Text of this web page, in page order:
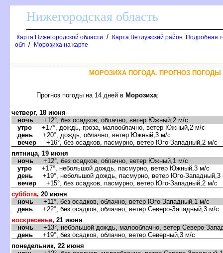
Нижегородская область
Карта Нижегородской области /
Карта Ветлужский район. Подробная
обл / Морозиха на карте
МОРОЗИХА ПОГОДА. ПРОГНОЗ
Прогноз погоды на 14 дней Морозиха:
четверг, 18 июня
ночь +12°, без осадков, облачно, ветер Южный,2 м/с
утро +17°, дождь, гроза, малооблачно, ветер Южный,2 м/с
день +20°, дождь, облачно, ветер Южный,3 м/с
ечер +16°, без осадков, пасмурно, ветер Юго-Западный,2 м/с
пятница, 19 июня
ночь +12°, без осадков, облачно, ветер Южный,1 м/с
утро +17°, небольшой дождь, пасмурно, ветер Южный,3 м/с
день +19°, небольшой дождь, пасмурно, ветер Юго-Западный,3
ечер +15°, без осадков, пасмурно, ветер Юго-Западный,2 м/с
суббота, 20 июня
ночь +11°, без осадков, облачно, ветер Юго-Западный,1 м/с
день +22°, без осадков, облачно, ветер Северо-Западный,3 м/с
оскресенье, 21 июня
ночь +13°, небольшой дождь, малооблачно, ветер Северо-
день +19°, без осадков, облачно, ветер Северный,3 м/с
понедельник, 22 июня